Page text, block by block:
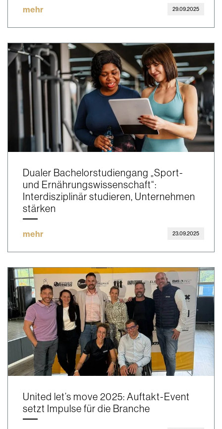
mehr 29.09.2025
Dualer Bachelorstudiengang „Sport-
und Ernährungswissenschaft“:
Interdisziplinär studieren, Unternehmen
stärken
mehr 23.09.2025
United let’s move 2025: Auftakt-Event
setzt Impulse für die Branche